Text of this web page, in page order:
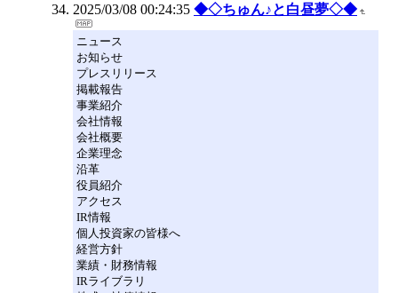
2025/03/08 00:24:35 ◆◇ちゅん♪と白昼夢◇◆
ニュース
お知らせ
プレスリリース
掲載報告
事業紹介
会社情報
会社概要
企業理念
沿革
役員紹介
アクセス
IR情報
個人投資家の皆様へ
経営方針
業績・財務情報
IRライブラリ